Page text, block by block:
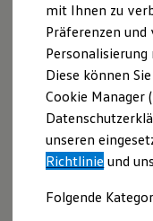
SUV und CUV
Kombis
Sportwagen
Schnell
Angebote und
Aktuelle
E-Auto-
Volkswagen
Junge
mit Ihnen zu
Präferenzen
Diese können
Cookie Manager
unseren
Richtlinie und
Folgende